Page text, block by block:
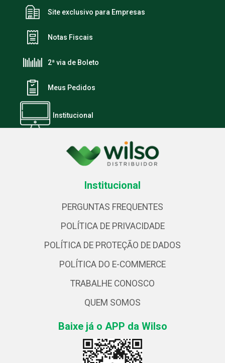
Site exclusivo para Empresas
Notas Fiscais
2ª via de Boleto
Meus Pedidos
Institucional
Institucional
PERGUNTAS FREQUENTES
POLÍTICA DE PRIVACIDADE
POLÍTICA DE PROTEÇÃO DE DADOS
POLÍTICA DO E-COMMERCE
TRABALHE CONOSCO
QUEM SOMOS
Baixe já o APP da Wilso